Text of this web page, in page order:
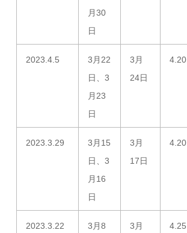
月30
日
2023.4.5
3月22
日、3
月23
日
3月
24日
4.20
2023.3.29
3月15
日、3
月16
日
3月
17日
4.20
2023.3.22
3月8
3月
4.25